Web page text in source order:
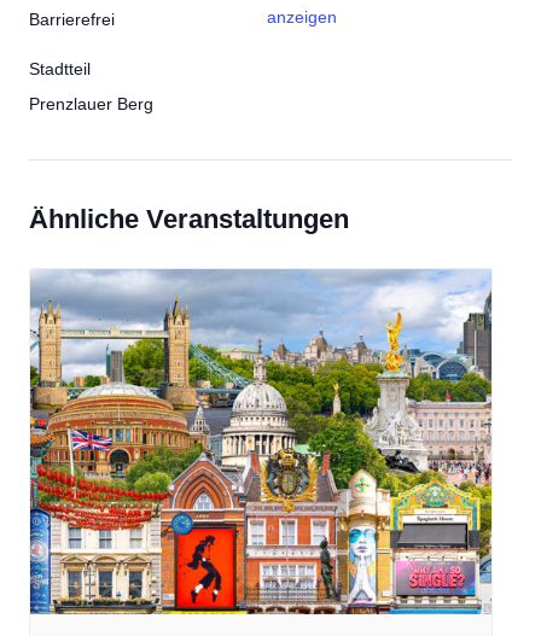
anzeigen
Barrierefrei
Stadtteil
Prenzlauer Berg
Ähnliche Veranstaltungen